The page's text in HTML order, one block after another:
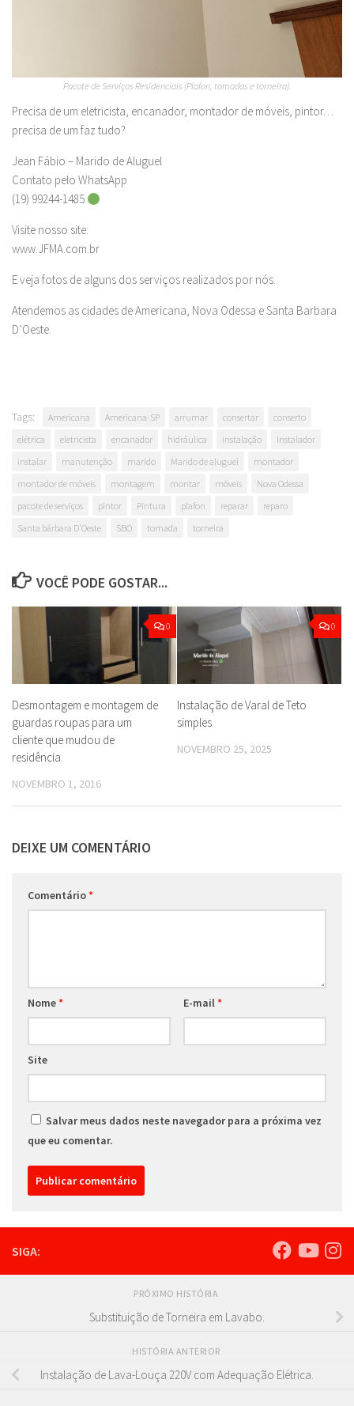
Pacote de Serviços Residenciais (Plafon, tomadas e torneira).
Precisa de um eletricista, encanador, montador de móveis, pintor…
precisa de um faz tudo?
Jean Fábio – Marido de Aluguel
Contato pelo WhatsApp
(19) 99244-1485
Visite nosso site:
www.JFMA.com.br
E veja fotos de alguns dos serviços realizados por nós.
Atendemos as cidades de Americana, Nova Odessa e Santa Barbara
D’Oeste.
Tags: Americana Americana-SP arrumar consertar
conserto
elétrica
eletricista encanador hidráulica instalação
Instalador
instalar
manutenção marido Marido de aluguel
montador
montador de móveis
montagem montar móveis
Nova Odessa
pacote de serviços
pintor Pintura plafon reparar
reparo
Santa bárbara D'Oeste
SBO tomada torneira
VOCÊ PODE GOSTAR...
0
Desmontagem e montagem de
guardas roupas para um
cliente que mudou de
residência.
NOVEMBRO 1, 2016
0
Instalação de Varal de Teto
simples
NOVEMBRO 25, 2025
DEIXE UM COMENTÁRIO
Comentário*
Nome* E-mail *
Site
Salvar meus dados neste navegador para a próxima vez
que eu comentar.
SIGA:
PRÓXIMO HISTÓRIA
Substituição de Torneira em Lavabo.
HISTÓRIA ANTERIOR
Instalação de Lava-Louça 220V com Adequação Elétrica.